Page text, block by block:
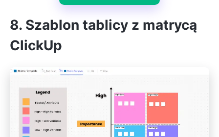
8. Szablon tablicy z matrycą
ClickUp